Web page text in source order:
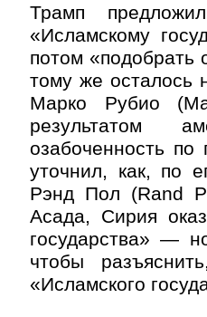
Трамп
«Исламскому
потом «подобрать
тому же осталось
Марко Рубио
результатом
озабоченность
уточнил, как, по
Рэнд Пол (Rand
Асада, Сирия
государства» —
чтобы
«Исламского